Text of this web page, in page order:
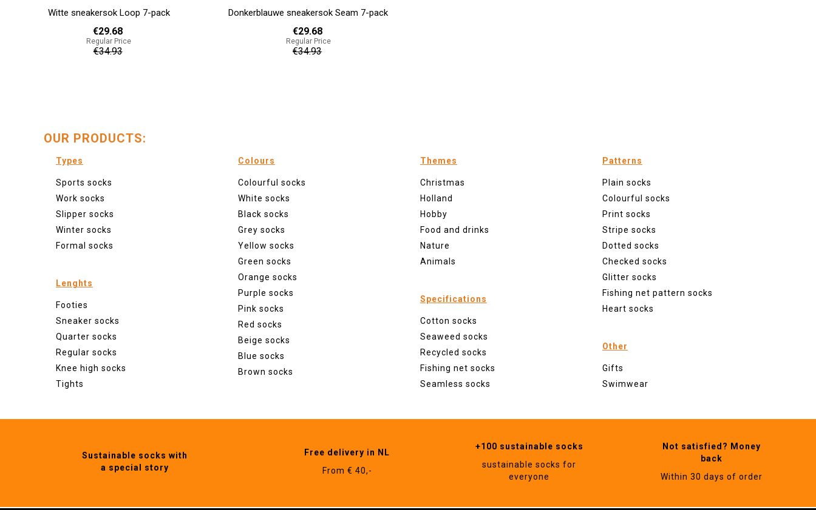
Witte sneakersok Loop 7-pack
€29.68
Regular Price
€34.93
Donkerblauwe sneakersok Seam 7-pack
€29.68
Regular Price
€34.93
OUR PRODUCTS:
Types
Sports socks
Work socks
Slipper socks
Winter socks
Formal socks
Lenghts
Footies
Sneaker socks
Quarter socks
Regular socks
Knee high socks
Tights
Colours
Colourful socks
White socks
Black socks
Grey socks
Yellow socks
Green socks
Orange socks
Purple socks
Pink socks
Red socks
Beige socks
Blue socks
Brown socks
Themes
Christmas
Holland
Hobby
Food and drinks
Nature
Animals
Specifications
Cotton socks
Seaweed socks
Recycled socks
Fishing net socks
Seamless socks
Patterns
Plain socks
Colourful socks
Print socks
Stripe socks
Dotted socks
Checked socks
Glitter socks
Fishing net pattern socks
Heart socks
Other
Gifts
Swimwear
Sustainable socks with
a special story
Free delivery in NL
From € 40,-
+100 sustainable socks
sustainable socks for
everyone
Not satisfied? Money
back
Within 30 days of order